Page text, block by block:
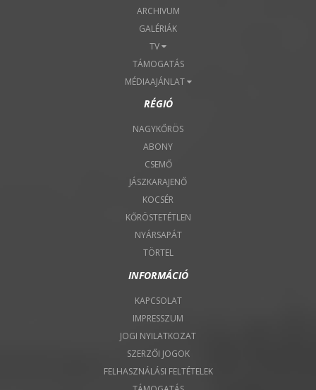
ARCHIVUM
GALÉRIÁK
TV
TÁMOGATÁS
MÉDIAAJÁNLAT
RÉGIÓ
NAGYKŐRÖS
ABONY
CSEMŐ
JÁSZKARAJENŐ
KOCSÉR
KŐRÖSTETÉTLEN
NYÁRSAPÁT
TÖRTEL
INFORMÁCIÓ
KAPCSOLAT
IMPRESSZUM
JOGI NYILATKOZAT
SZERZŐI JOGOK
FELHASZNÁLÁSI FELTÉTELEK